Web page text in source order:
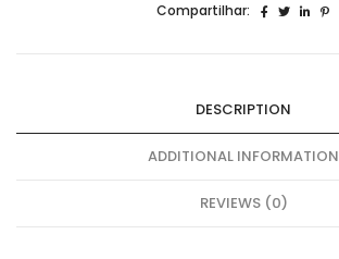
Compartilhar:
DESCRIPTION
ADDITIONAL INFORMATION
REVIEWS (0)